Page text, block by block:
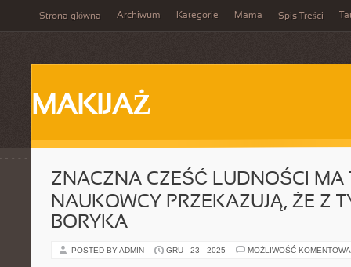
Strona główna Archiwum Kategorie Mama Spis Treści
MAKIJAŻ
ZNACZNA CZEŚĆ LUDNOŚCI MA
NAUKOWCY PRZEKAZUJĄ, ŻE Z
BORYKA
POSTED BY ADMIN GRU - 23 - 2025 MOŻLIWOŚĆ